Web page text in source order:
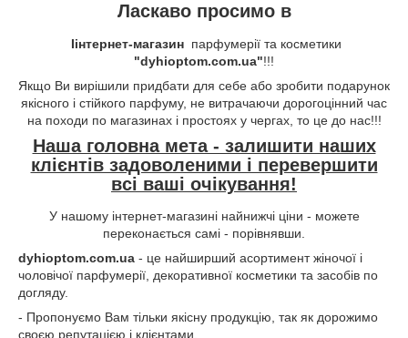
Ласкаво просимо в
Іінтернет-магазинпарфумерії та косметики
"dyhioptom.com.ua"!!!
Якщо Ви вирішили придбати для себе або зробити подарунок
якісного і стійкого парфуму, не витрачаючи дорогоцінний час
на походи по магазинах і простоях у чергах, то це до нас!!!
Наша головна мета - залишити наших
клієнтів задоволеними і перевершити
всі ваші очікування!
У нашому інтернет-магазині найнижчі ціни - можете
переконається самі - порівнявши.
dyhioptom.com.ua - це найширший асортимент жіночої і
чоловічої парфумерії, декоративної косметики та засобів по
догляду.
- Пропонуємо Вам тільки якісну продукцію, так як дорожимо
своєю репутацією і клієнтами.